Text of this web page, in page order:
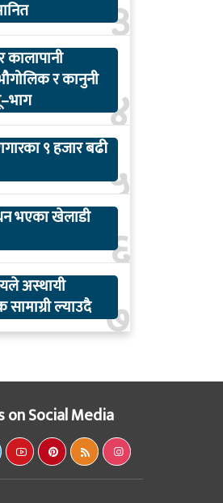
३
४
कालापानी
र कानुनी
५
९ हजार बढी
६
भएका खेलाडी
७
अस्थायी
ल्याउदै
on Social Media